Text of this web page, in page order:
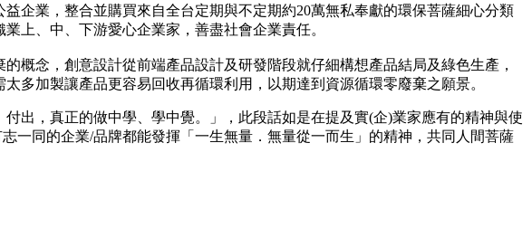
企業，整合並購買來自全台定期與不定期約20萬無私奉獻的環保菩薩細心分類
上、中、下游愛心企業家，善盡社會企業責任。
概念，創意設計從前端產品設計及研發階段就仔細構想產品結局及綠色生產，
多加製讓產品更容易回收再循環利用，以期達到資源循環零廢棄之願景。
出，真正的做中學、學中覺。」，此段話如是在提及實(企)業家應有的精神與使
一同的企業/品牌都能發揮「一生無量．無量從一而生」的精神，共同人間菩薩